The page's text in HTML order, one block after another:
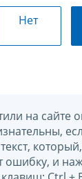
Нет
на сайте
ошибку, и